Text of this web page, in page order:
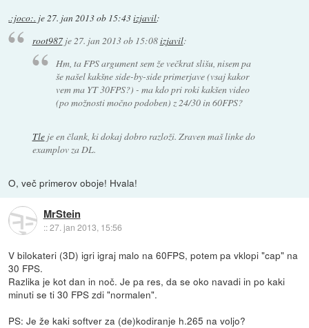
.:joco:. je27. jan 2013 ob 15:43izjavil:
root987je27. jan 2013 ob 15:08izjavil:
Hm, ta FPS argument sem že večkrat slišu, nisem pa
še našel kakšne side-by-side primerjave (vsaj kakor
vem ma YT 30FPS?) - ma kdo pri roki kakšen video
(po možnosti močno podoben) z 24/30 in 60FPS?
Tleje en člank, ki dokaj dobro razloži. Zraven maš linke do
examplov za DL.
O, več primerov oboje! Hvala!
MrStein
::27. jan 2013, 15:56
V bilokateri (3D) igri igraj malo na 60FPS, potem pa vklopi "cap" na
30 FPS.
Razlika je kot dan in noč. Je pa res, da se oko navadi in po kaki
minuti se ti 30 FPS zdi "normalen".
PS: Je že kaki softver za (de)kodiranje h.265 na voljo?